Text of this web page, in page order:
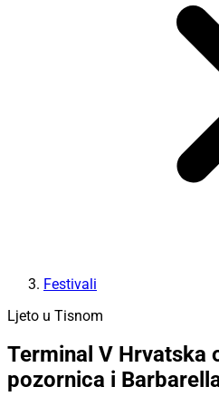
Festivali
Ljeto u Tisnom
Terminal V Hrvatska
pozornica i